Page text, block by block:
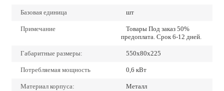
Базовая единица шт
Примечание
Товары Под заказ 50%
предоплата. Срок 6-12 дней.
Габаритные размеры: 550х80х225
Потребляемая мощность 0,6 кВт
Материал корпуса: Металл